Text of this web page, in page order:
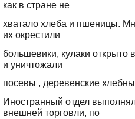
как в стране не
хватало хлеба и пшеницы.
их окрестили
большевики, кулаки открыто
и уничтожали
посевы , деревенские
Иностранный отдел
внешней торговли, по